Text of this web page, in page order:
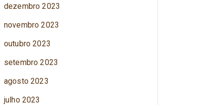
dezembro 2023
novembro 2023
outubro 2023
setembro 2023
agosto 2023
julho 2023